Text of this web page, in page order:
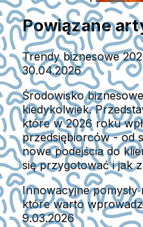
Powiązane
Trendy biznesowe
30.04.2026
Środowisko
kiedykolwiek.
które w 2026 roku
przedsiębiorców - od
nowe podejścia do
się przygotować i jak
Innowacyjne pomysły
które warto
9.03.2026